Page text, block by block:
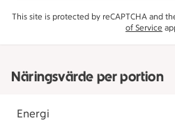
This site is protected by reCAPTCHA and
of Service
Näringsvärde per portion
Energi